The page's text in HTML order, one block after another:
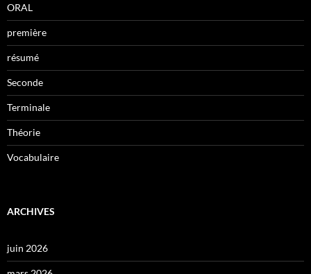
ORAL
première
résumé
Seconde
Terminale
Théorie
Vocabulaire
ARCHIVES
juin 2026